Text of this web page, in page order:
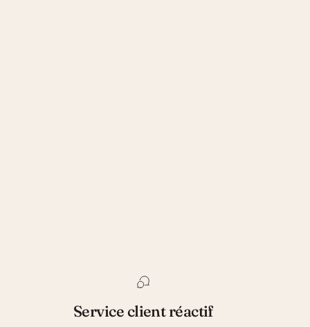
Service client réactif